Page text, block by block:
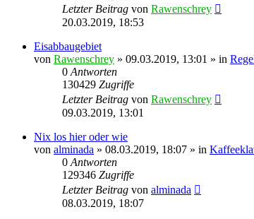
Letzter Beitrag von Rawenschrey
20.03.2019, 18:53
Eisabbaugebiet
von Rawenschrey » 09.03.2019, 13:01 » in
0 Antworten
130429 Zugriffe
Letzter Beitrag von Rawenschrey
09.03.2019, 13:01
Nix los hier oder wie
von alminada » 08.03.2019, 18:07 » in
0 Antworten
129346 Zugriffe
Letzter Beitrag von alminada
08.03.2019, 18:07